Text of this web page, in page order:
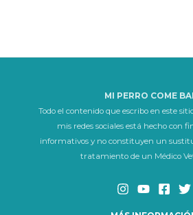
MI PERRO COME
Todo el contenido que escribo en este
mis redes sociales está hecho con
informativos y no constituyen un
tratamiento de un Médico